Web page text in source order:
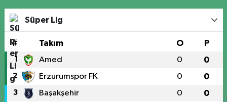
Süper Lig
# Takım O P
1 Amed 0 0
2 Erzurumspor FK 0 0
3 Başakşehir 0 0